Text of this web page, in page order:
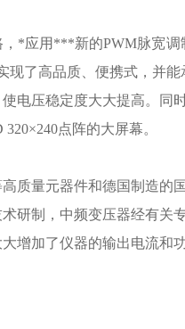
，*应用***新的PWM脉宽
现了高品质、便携式，并能
电压稳定度大大提高。同
点阵的大屏幕。
质量元器件和德国制造的
研制，中频变压器经有关
增加了仪器的输出电流和